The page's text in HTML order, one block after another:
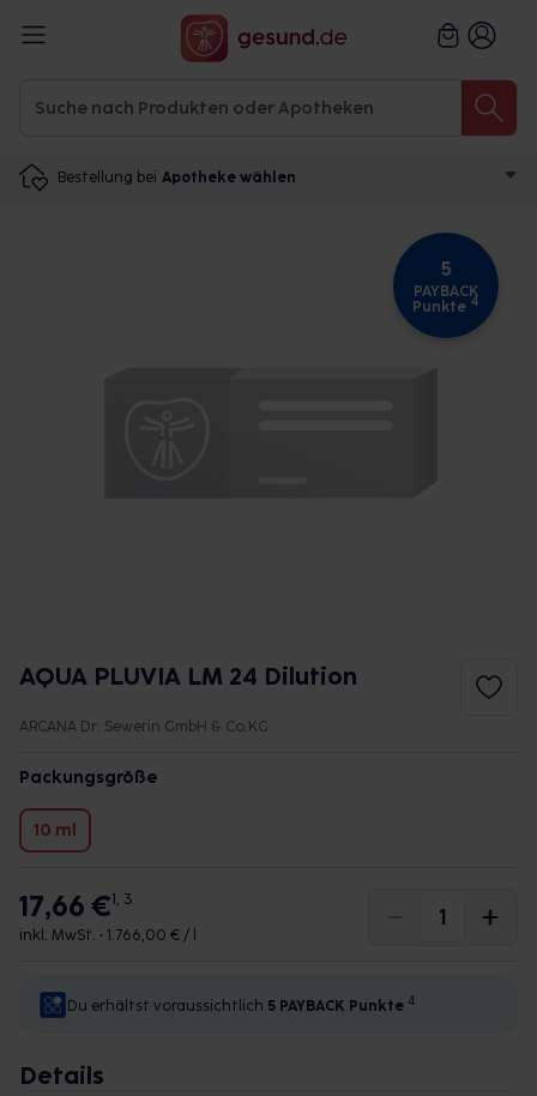
Bestellung bei Apotheke wählen
5
PAYBACK
Punkte 4
AQUA PLUVIA LM 24 Dilution
ARCANA Dr. Sewerin GmbH & Co.KG
Packungsgröße
10 ml
17,66 €1, 3
inkl. MwSt. • 1.766,00 € / l
Du erhältst voraussichtlich 5 PAYBACK Punkte 4
Details